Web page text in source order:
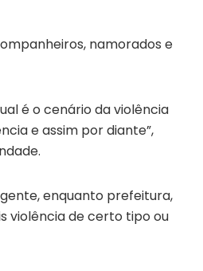
namorados e
é o cenário da violência
e assim por diante”,
enquanto prefeitura,
violência de certo tipo ou